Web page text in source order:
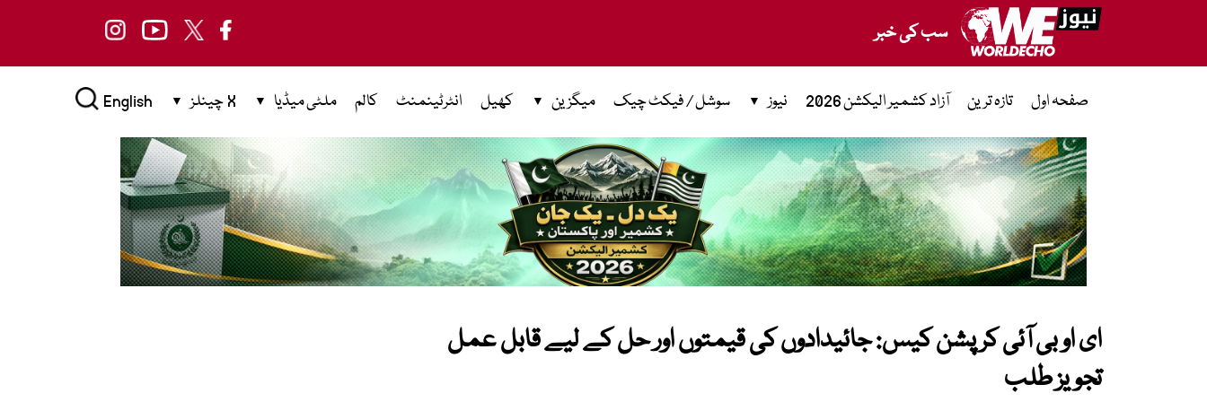
سب کی خبر
صفحہ اول تازہ ترین آزاد کشمیر الیکشن 2026 نیوز سوشل / فیکٹ چیک میگزین کھیل انٹرٹینمنٹ کالم ملٹی میڈیا X چینلز English
ای او بی آئی کرپشن کیس: جائیدادوں کی قیمتوں اور حل کے لیے قابل عمل
تجویز طلب